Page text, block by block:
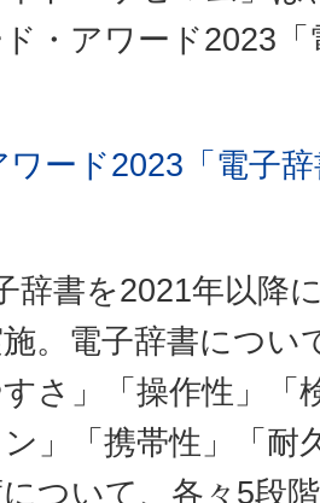
・アワード2023
ワード2023「電子
辞書を2021年以降
。電子辞書につい
すさ」「操作性」
」「携帯性」「耐
ついて、各々5段